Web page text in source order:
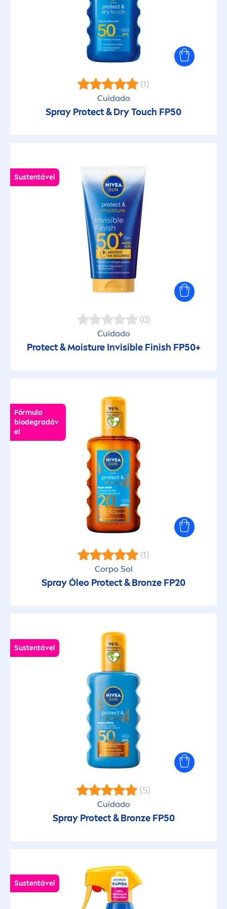
Ativa o bronzeado
Base de maquilhagem ideal
Cuidado
Fácil aplicação
Feito de material reciclado
Fórmula biodegradável
Material reciclado
Matificante
Muito resistente à água
Não obstrui os poros
Não pegajoso
Prolonga o bronzeado
Proteção contra as alergias solares
Proteção solar
Rápida absorção
Regenerador
Resistente à água
Resistente ao suor
Testado pediátricamente
(1)
Cuidado
Spray Protect& Dry Touch FP50
Sustentável
(0)
Cuidado
Protect& Moisture Invisible Finish FP50+
Fórmula
biodegradáv
el
(1)
Corpo Sol
Spray Óleo Protect&Bronze FP20
Sustentável
(5)
Cuidado
Spray Protect&BronzeFP50
Sustentável